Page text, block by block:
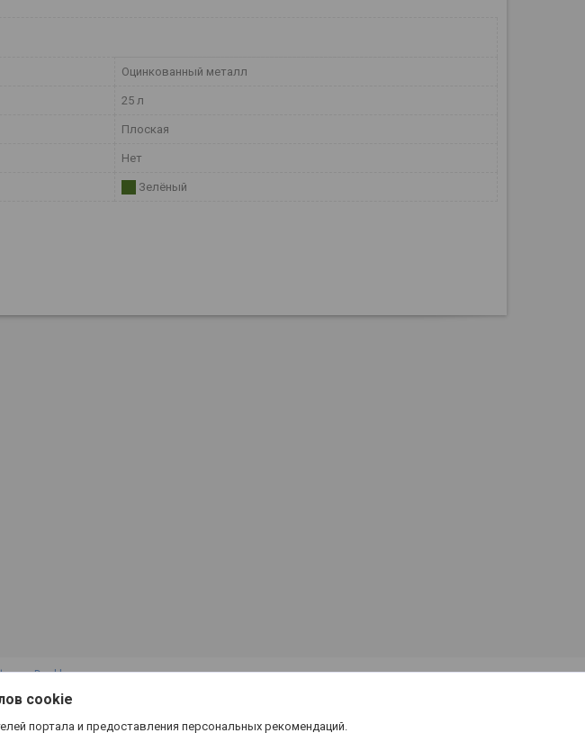
Оцинкованный металл
25 л
Плоская
Нет
Зелёный
Deal.by
cookies
cookie
портала и предоставления персональных рекомендаций.
на контент
▼